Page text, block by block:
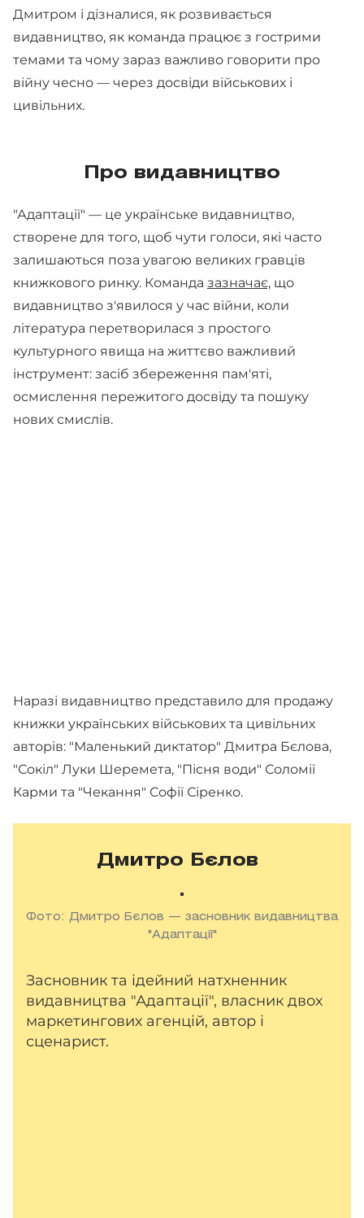
Дмитром і дізналися, як розвивається
видавництво, як команда працює з гострими
темами та чому зараз важливо говорити про
війну чесно — через досвіди військових і
цивільних.
Про видавництво
"Адаптації" — це українське видавництво,
створене для того, щоб чути голоси, які часто
залишаються поза увагою великих гравців
книжкового ринку. Команда зазначає, що
видавництво з'явилося у час війни, коли
література перетворилася з простого
культурного явища на життєво важливий
інструмент: засіб збереження пам'яті,
осмислення пережитого досвіду та пошуку
нових смислів.
Наразі видавництво представило для продажу
книжки українських військових та цивільних
авторів: "Маленький диктатор" Дмитра Бєлова,
"Сокіл" Луки Шеремета, "Пісня води" Соломії
Карми та "Чекання" Софії Сіренко.
Дмитро Бєлов
Фото: Дмитро Бєлов — засновник видавництва
"Адаптації"
Засновник та ідейний натхненник
видавництва "Адаптації", власник двох
маркетингових агенцій, автор і
сценарист.